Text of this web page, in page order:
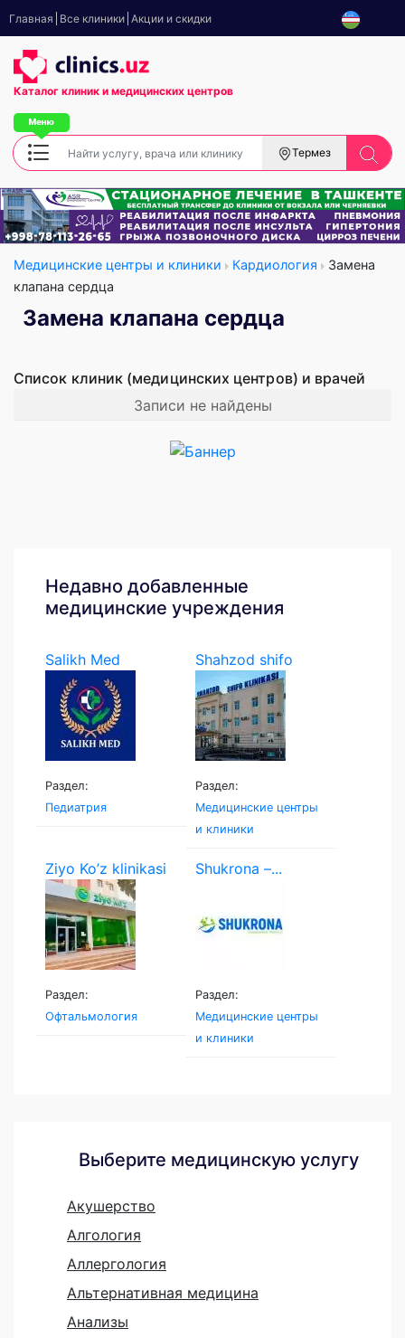
Главная Все клиники Акции и скидки
Каталог клиник и медицинских центров
Термез
Медицинские центры и клиники Кардиология
Замена
клапана сердца
Замена клапана сердца
Список клиник (медицинских центров) и врачей
Записи не найдены
Недавно добавленные
медицинские учреждения
Salikh Med
Раздел:
Педиатрия
Shahzod shifo
klinikasi
Раздел:
Медицинские центры
и клиники
Ziyo Ko’z klinikasi
Раздел:
Офтальмология
Shukrona –...
Раздел:
Медицинские центры
и клиники
Выберите медицинскую услугу
Акушерство
Алгология
Аллергология
Альтернативная медицина
Анализы